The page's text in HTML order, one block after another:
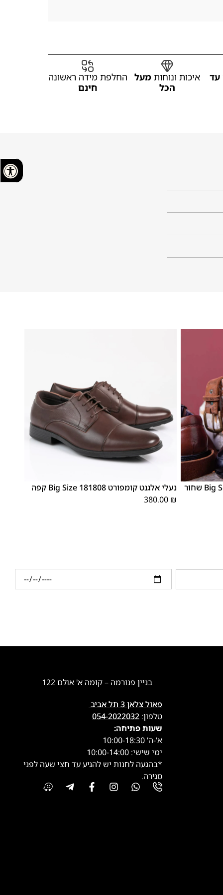
עד
איכות ונוחות מעל
הכל
החלפת מידה ראשונה
חינם
נעלי אלגנט קומפורט 181808 Big Size קפה
380.00 ₪
בניין פנורמה – קומה א' אולם 122
פאול צלאן 3 תל אביב
טלפון: 054-2022032
שעות פתיחה:
א’-ה’ 10:00-18:30
ימי שישי: 10:00-14:00
*בהגעה לחנות יש להגיע עד חצי שעה לפני
סגירה.